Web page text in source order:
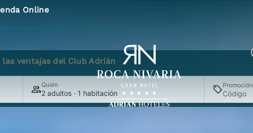
Online
las ventajas del Club Adrián
Quién
2 adultos · 1 habitación
Promoción